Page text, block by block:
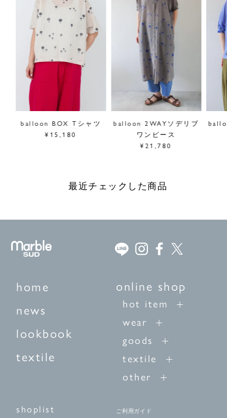
balloon BOX Tシャツ
¥15,180
balloon 2WAYソデリブ
ワンピース
¥21,780
最近チェックした商品
home
news
lookbook
textile
online shop
hot item
wear
goods
textile
other
shoplist ご利用ガイド